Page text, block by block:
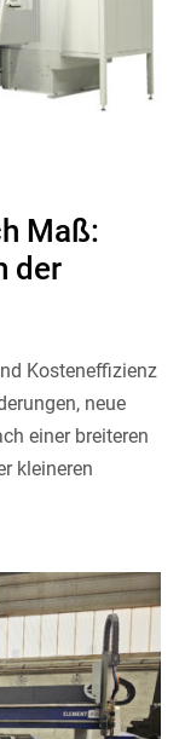
Maß:
der
Kosteneffizienz
neue
einer breiteren
kleineren